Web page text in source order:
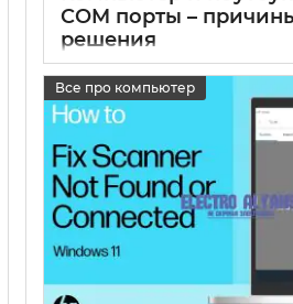
COM порты –
решения
Все про компьютер